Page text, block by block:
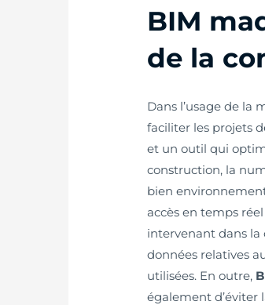
BIM
de la
Dans l’usage de la
faciliter les projets
et un outil qui
construction, la
bien
accès en temps
intervenant dans la
données relatives
utilisées. En outre,
également d’éviter